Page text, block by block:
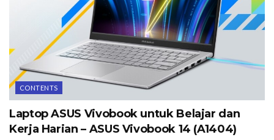
CONTENTS
Laptop ASUS Vivobook untuk Belajar dan
Kerja Harian – ASUS Vivobook 14 (A1404)